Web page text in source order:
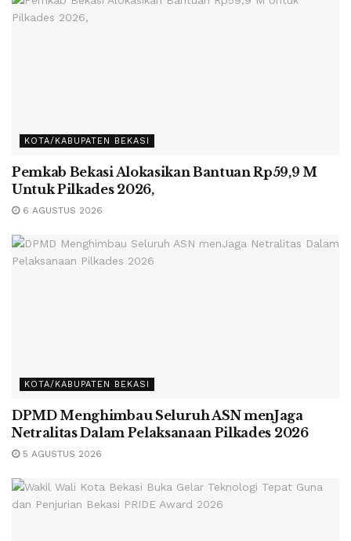
KOTA/KABUPATEN BEKASI
Pemkab Bekasi Alokasikan Bantuan Rp59,9 M
Untuk Pilkades 2026,
6 AGUSTUS 2026
KOTA/KABUPATEN BEKASI
DPMD Menghimbau Seluruh ASN menJaga
Netralitas Dalam Pelaksanaan Pilkades 2026
5 AGUSTUS 2026